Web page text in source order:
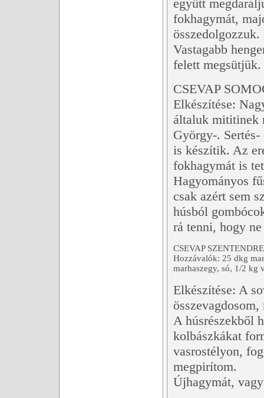
együtt
fokhagymát,
Vastagabb
felett
CSEVAP
Elkészítése:
általuk mititinek
György-.
is készítik. Az
fokhagymát is
Hagyományos
csak azért sem
húsból
rá tenni, hogy
CSEVAP
Hozzávalók: 25 dkg
marhaszegy, só, 1/2 kg
Elkészítése: A
A húsrészekből
kolbászkákat
vasrostélyon,
megpirítom.
Újhagymát,